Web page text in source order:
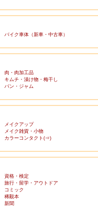
バイク車体（新車・中古車）
肉・肉加工品
キムチ・漬け物・梅干し
パン・ジャム
メイクアップ
メイク雑貨・小物
カラーコンタクト(⇒)
資格・検定
旅行・留学・アウトドア
コミック
稀覯本
新聞